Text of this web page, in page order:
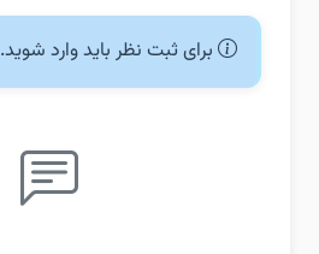
برای ثبت نظر باید وارد شوید.